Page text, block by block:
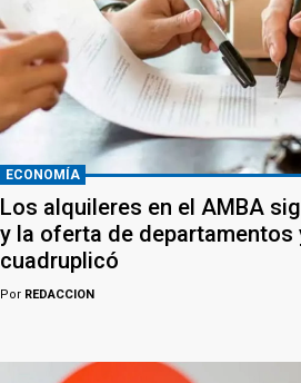
ECONOMÍA
Los alquileres en el AMBA
y la oferta de departamentos
cuadruplicó
Por REDACCION